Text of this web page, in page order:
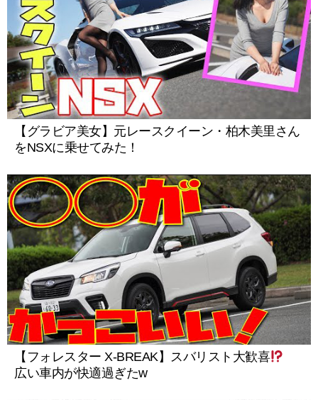
【グラビア美女】元レースクイーン・柏木美里さん
をNSXに乗せてみた！
【フォレスター X-BREAK】スバリスト大歓喜
広い車内が快適過ぎたw